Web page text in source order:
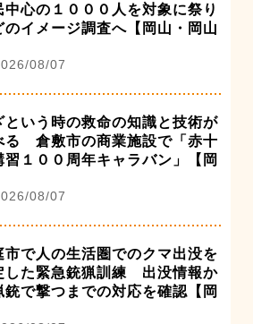
中心の１０００人を対象に祭り
のイメージ調査へ【岡山・岡山
08/07
という時の救命の知識と技術が
る 倉敷市の商業施設で「赤十
習１００周年キャラバン」【岡
08/07
市で人の生活圏でのクマ出没を
した緊急銃猟訓練 出没情報か
銃で撃つまでの対応を確認【岡